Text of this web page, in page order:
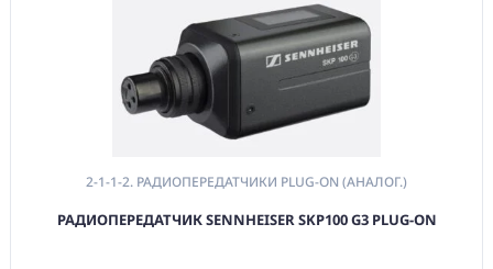
2-1-1-2. РАДИОПЕРЕДАТЧИКИ PLUG-ON (АНАЛОГ.)
РАДИОПЕРЕДАТЧИК SENNHEISER SKP100 G3 PLUG-ON